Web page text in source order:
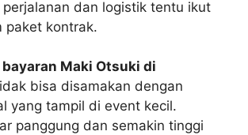
dan logistik tentu ikut
paket kontrak.
bayaran Maki Otsuki di
bisa disamakan dengan
yang tampil di event kecil.
panggung dan semakin tinggi